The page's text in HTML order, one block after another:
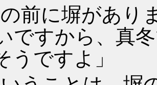
の前に塀があ
ですから、真
うですよ」